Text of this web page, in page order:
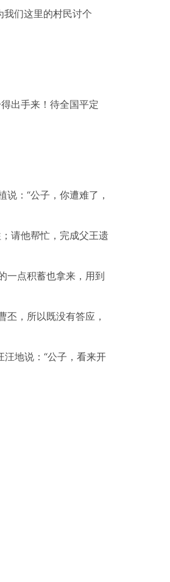
们这里的村民讨个
出手来！待全国平定
：“公子，你遭难了，
请他帮忙，完成父王遗
一点积蓄也拿来，用到
，所以既没有答应，
地说：“公子，看来开